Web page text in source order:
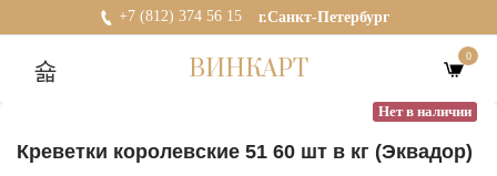
+7 (812) 374 56 15 г.Санкт-Петербург
ВИНКАРТ 0
Нет в наличии
Креветки королевские 51 60 шт в кг (Эквадор)